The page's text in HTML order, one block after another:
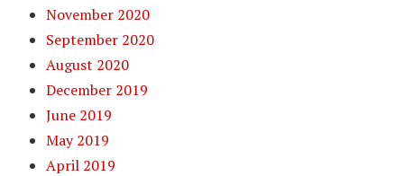
November 2020
September 2020
August 2020
December 2019
June 2019
May 2019
April 2019